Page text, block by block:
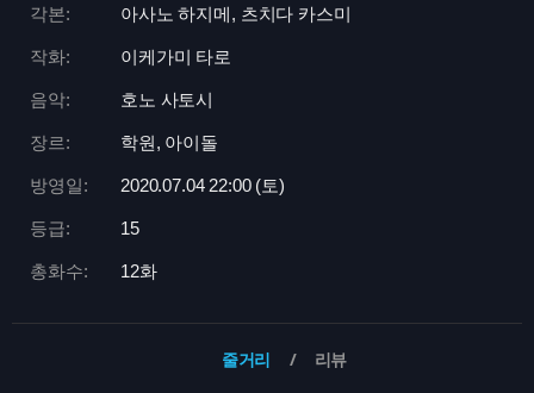
각본: 아사노 하지메, 츠치다 카스미
작화: 이케가미 타로
음악: 호노 사토시
장르: 학원, 아이돌
방영일: 2020.07.04 22:00 (토)
등급: 15
총화수: 12화
줄거리 리뷰